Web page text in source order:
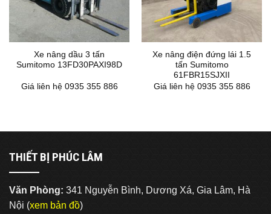
Xe nâng dầu 3 tấn
Sumitomo 13FD30PAXI98D
Giá liên hệ 0935 355 886
Xe nâng điện đứng lái 1.5
tấn Sumitomo
61FBR15SJXII
Giá liên hệ 0935 355 886
THIẾT BỊ PHÚC LÂM
Văn Phòng: 341 Nguyễn Bình, Dương Xá, Gia Lâm, Hà
Nội (xem bản đồ)